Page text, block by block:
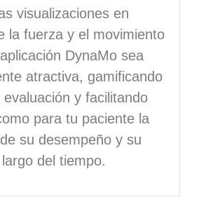
visualizaciones en
la fuerza y el movimiento
DynaMo sea
atractiva, gamificando
y facilitando
para tu paciente la
su desempeño y su
del tiempo.